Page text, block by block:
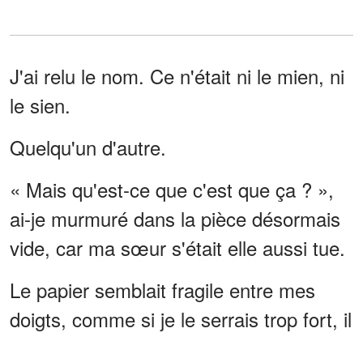
J'ai relu le nom. Ce n'était ni le mien, ni
le sien.
Quelqu'un d'autre.
« Mais qu'est-ce que c'est que ça ? »,
ai-je murmuré dans la pièce désormais
vide, car ma sœur s'était elle aussi tue.
Le papier semblait fragile entre mes
doigts, comme si je le serrais trop fort, il